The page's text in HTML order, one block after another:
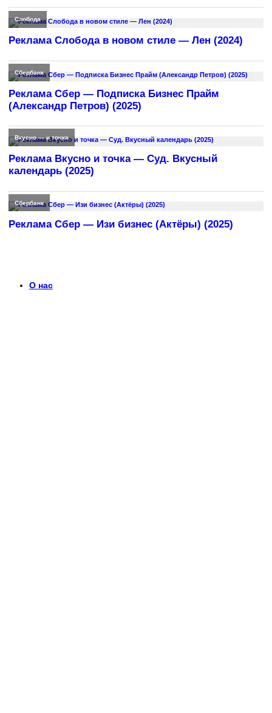
Слобода
Реклама Слобода в новом стиле — Лен (2024)
Сбербанк
Реклама Сбер — Подписка Бизнес Прайм
(Александр Петров) (2025)
Вкусно — и точка
Реклама Вкусно и точка — Суд. Вкусный
календарь (2025)
Сбербанк
Реклама Сбер — Изи бизнес (Актёры) (2025)
О нас